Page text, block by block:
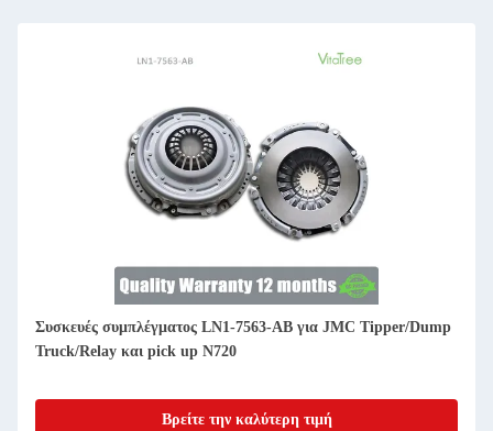
Συσκευές συμπλέγματος LN1-7563-AB για JMC Tipper/Dump
Truck/Relay και pick up N720
Βρείτε την καλύτερη τιμή